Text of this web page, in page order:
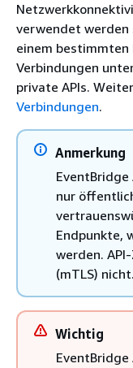
verwendet werden
einem
Verbindungen
private APIs.
Verbindungen.
Anmerkung
nur
Endpunkte,
werden.
(mTLS) nicht.
Wichtig
EventBridge